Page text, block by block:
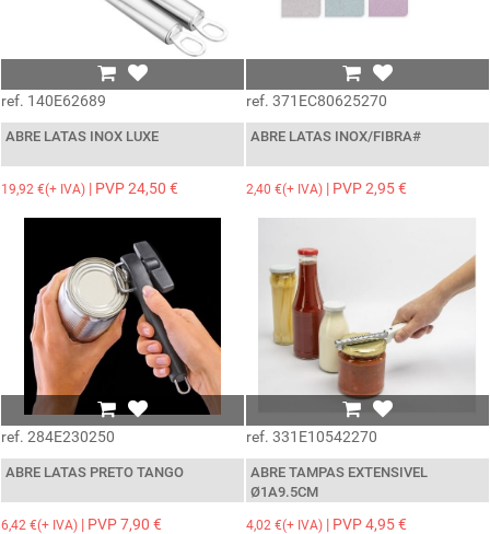
ref. 140E62689
ABRE LATAS INOX LUXE
19,92 €(+ IVA) | PVP 24,50 €
ref. 371EC80625270
ABRE LATAS INOX/FIBRA#
2,40 €(+ IVA) | PVP 2,95 €
ref. 284E230250
ABRE LATAS PRETO TANGO
6,42 €(+ IVA) | PVP 7,90 €
ref. 331E10542270
ABRE TAMPAS EXTENSIVEL
Ø1A9.5CM
4,02 €(+ IVA) | PVP 4,95 €